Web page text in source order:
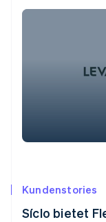
Kundenstories
Síclo bietet